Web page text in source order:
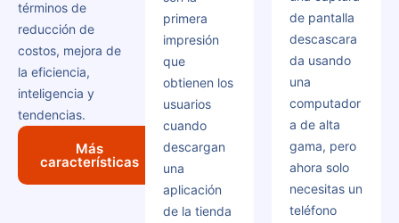
términos de
reducción de
costos, mejora de
la eficiencia,
inteligencia y
tendencias.
Más
características
primera
impresión
que
obtienen los
usuarios
cuando
descargan
una
aplicación
de la tienda
de pantalla
descascara
da usando
una
computador
a de alta
gama, pero
ahora solo
necesitas un
teléfono